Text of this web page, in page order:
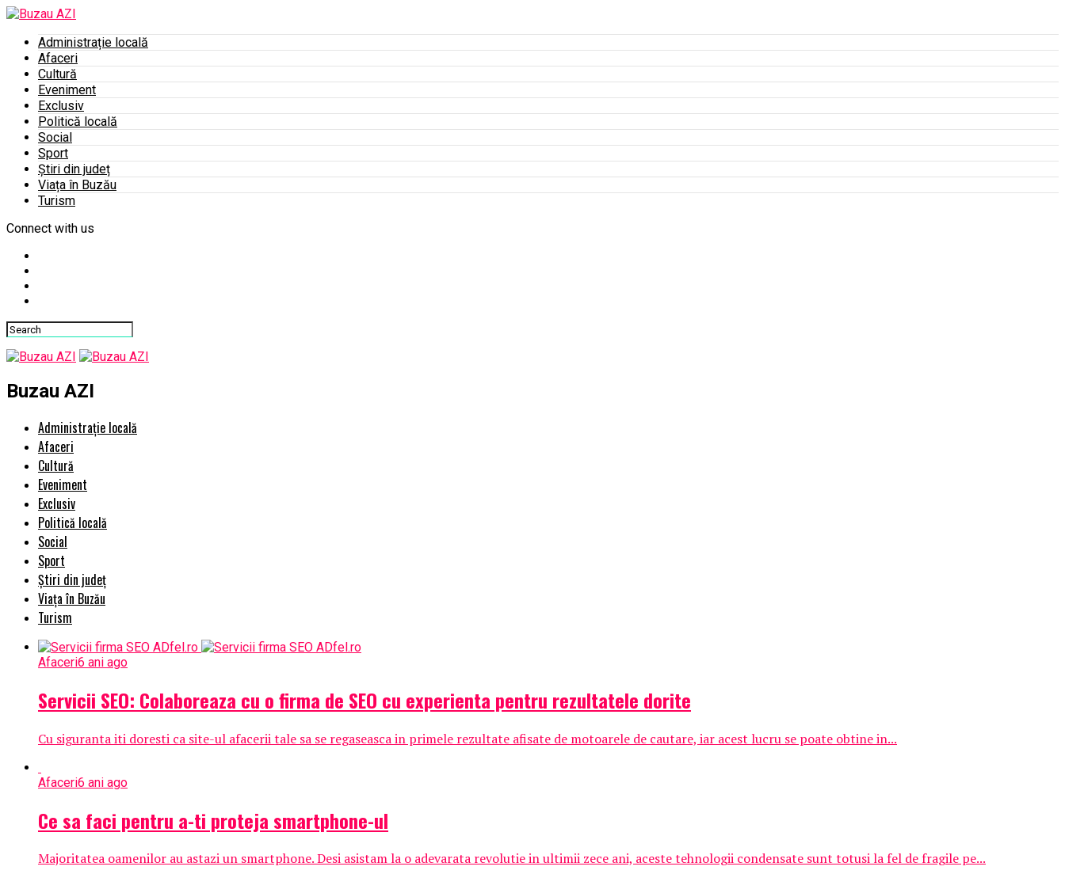
Administrație locală
Afaceri
Cultură
Eveniment
Exclusiv
Politică locală
Social
Sport
Știri din județ
Viața în Buzău
Turism
Connect with us
Buzau AZI
Administrație locală
Afaceri
Cultură
Eveniment
Exclusiv
Politică locală
Social
Sport
Știri din județ
Viața în Buzău
Turism
Afaceri6 ani ago
Servicii SEO: Colaboreaza cu o firma de SEO cu experienta pentru rezultatele dorite
Cu siguranta iti doresti ca site-ul afacerii tale sa se regaseasca in primele rezultate afisate de motoarele de cautare, iar acest lucru se poate obtine in...
Afaceri6 ani ago
Ce sa faci pentru a-ti proteja smartphone-ul
Majoritatea oamenilor au astazi un smartphone. Desi asistam la o adevarata revolutie in ultimii zece ani, aceste tehnologii condensate sunt totusi la fel de fragile pe...